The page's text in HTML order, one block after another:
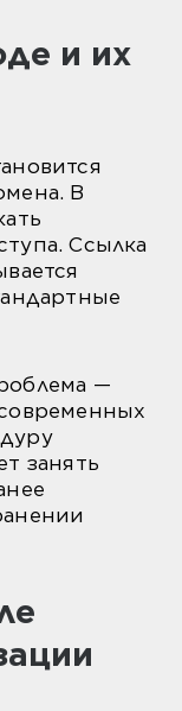
и их
В
Ссылка
—
занять